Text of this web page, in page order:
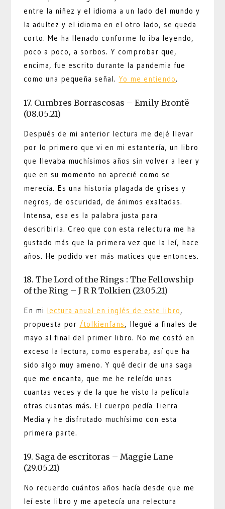
entre la niñez y el idioma a un lado del mundo y
la adultez y el idioma en el otro lado, se queda
corto. Me ha llenado conforme lo iba leyendo,
poco a poco, a sorbos. Y comprobar que,
encima, fue escrito durante la pandemia fue
como una pequeña señal.Yo me entiendo.
17. Cumbres Borrascosas – Emily Brontë
(08.05.21)
Después de mi anterior lectura me dejé llevar
por lo primero que vi en mi estantería, un libro
que llevaba muchísimos años sin volver a leer y
que en su momento no aprecié como se
merecía. Es una historia plagada de grises y
negros, de oscuridad, de ánimos exaltadas.
Intensa, esa es la palabra justa para
describirla. Creo que con esta relectura me ha
gustado más que la primera vez que la leí, hace
años. He podido ver más matices que entonces.
18. The Lord of the Rings : The Fellowship
of the Ring – J R R Tolkien (23.05.21)
En mi lectura anual en inglés de este libro,
propuesta por /tolkienfans, llegué a finales de
mayo al final del primer libro. No me costó en
exceso la lectura, como esperaba, así que ha
sido algo muy ameno. Y qué decir de una saga
que me encanta, que me he releído unas
cuantas veces y de la que he visto la película
otras cuantas más. El cuerpo pedía Tierra
Media y he disfrutado muchísimo con esta
primera parte.
19. Saga de escritoras – Maggie Lane
(29.05.21)
No recuerdo cuántos años hacía desde que me
leí este libro y me apetecía una relectura